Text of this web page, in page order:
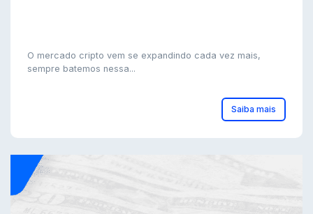
O mercado cripto vem se expandindo cada vez mais,
sempre batemos nessa...
Saiba mais